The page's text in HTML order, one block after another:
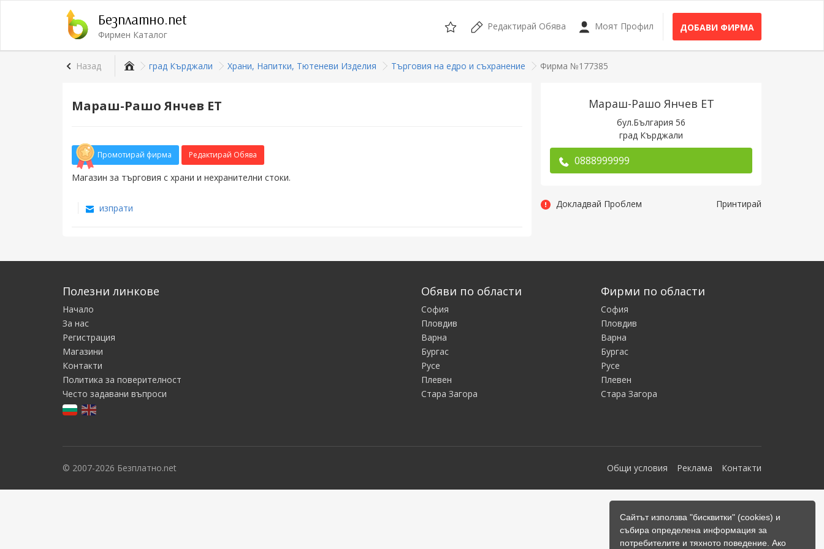
Сайтът използва "бисквитки" (cookies) и
събира определена информация за
потребителите и тяхното поведение. Ако
Безплатно.net
Фирмен Каталог
Редактирай Обява Моят Профил ДОБАВИ ФИРМА
Назад град Кърджали Храни, Напитки, Тютеневи Изделия Търговия на едро и съхранение Фирма №177385
Мараш-Рашо Янчев ЕТ
Промотирай фирма Редактирай Обява
Магазин за търговия с храни и нехранителни стоки.
изпрати
Мараш-Рашо Янчев ЕТ
бул.България 56
град Кърджали
0888999999
Докладвай Проблем Принтирай
Полезни линкове
Начало
За нас
Регистрация
Магазини
Контакти
Политика за поверителност
Често задавани въпроси
Обяви по области
София
Пловдив
Варна
Бургас
Русе
Плевен
Стара Загора
Фирми по области
София
Пловдив
Варна
Бургас
Русе
Плевен
Стара Загора
Общи условия Реклама Контакти
© 2007-2026 Безплатно.net